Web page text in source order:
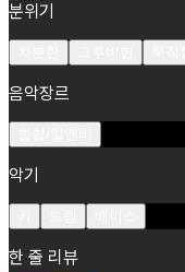
분위기
음악장르
악기
한 줄 리뷰